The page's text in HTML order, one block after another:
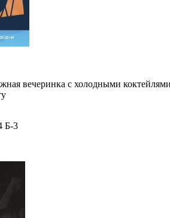
вечеринка с холодными
Б-3